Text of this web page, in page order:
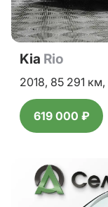
Kia Rio
2018, 85 291 км,
619 000 ₽